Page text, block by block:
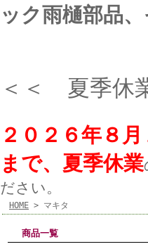
ック雨樋部品
＜＜ 夏季
２０２６年８
まで、夏季休業
ださい。
HOME > マキタ
商品一覧